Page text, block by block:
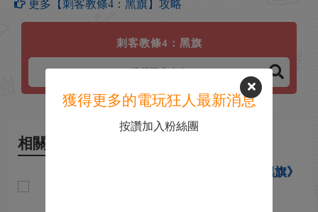
更多【刺客教條4：黑旗】攻略
刺客教條4：黑旗
相關新聞
重錄大量對白！ 《刺客教條：黑旗》
獲得更多的電玩狂人最新消息
按讚加入粉絲團